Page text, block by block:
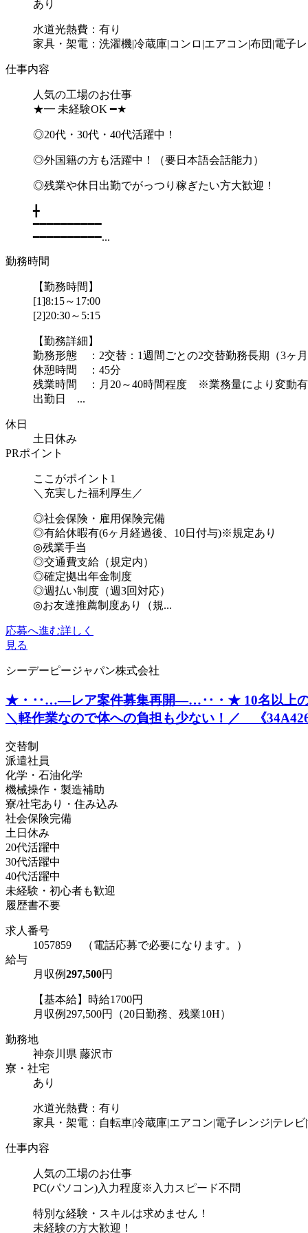
あり
水道光熱費：有り
家具・架電：洗濯機|冷蔵庫|コンロ|エアコン|布団|電子
仕事内容
人気の工場のお仕事
★━ 未経験OK ━★
◎20代・30代・40代活躍中！
◎外国籍の方も活躍中！（要日本語会話能力）
◎残業や休日出勤でがっつり稼ぎたい方大歓迎！
╋
━━━━━━━━━━
━━━━━━━━━━...
勤務時間
【勤務時間】
[1]8:15～17:00
[2]20:30～5:15
【勤務詳細】
勤務形態 ：2交替：1週間ごとの2交替勤務長期（3ヶ月
休憩時間 ：45分
残業時間 ：月20～40時間程度 ※業務量により変動有
出勤日 ...
休日
土日休み
PRポイント
ここがポイント1
＼充実した福利厚生／
◎社会保険・雇用保険完備
◎有給休暇有(6ヶ月経過後、10日付与)※規定あり
◎残業手当
◎交通費支給（規定内）
◎確定拠出年金制度
◎週払い制度（週3回対応）
◎お友達推薦制度あり（規...
応募へ進む詳しく
見る
シーデーピージャパン株式会社
★・‥…―レア案件募集再開―…‥・★ 10名以上の大
＼軽作業なので体への負担も少ない！／ 《
交替制
派遣社員
化学・石油化学
機械操作・製造補助
寮/社宅あり・住み込み
社会保険完備
土日休み
20代活躍中
30代活躍中
40代活躍中
未経験・初心者も歓迎
履歴書不要
求人番号
1057859 （電話応募で必要になります。）
給与
月収例297,500円
【基本給】時給1700円
月収例297,500円（20日勤務、残業10H）
勤務地
神奈川県 藤沢市
寮・社宅
あり
水道光熱費：有り
家具・架電：自転車|冷蔵庫|エアコン|電子レンジ|テレビ
仕事内容
人気の工場のお仕事
PC(パソコン)入力程度※入力スピード不問
特別な経験・スキルは求めません！
未経験の方大歓迎！